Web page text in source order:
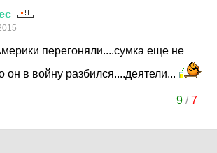
перегоняли....сумка еще не
он в войну разбился....деятели...
9/7